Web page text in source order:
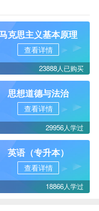
克思主义基本原理
查看详情
23888人已购买
思想道德与法治
查看详情
29956人学过
英语（专升本）
查看详情
18866人学过